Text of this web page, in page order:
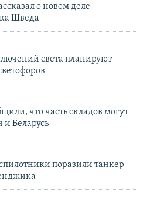
о новом деле
Шведа
света планируют
что часть складов могут
и Беларусь
поразили танкер